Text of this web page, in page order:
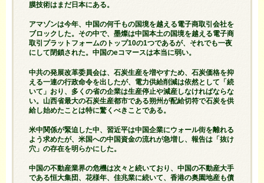
膜技術はまだ日本にある。
アマゾンは今年、中国の何千もの国境を越える電子商取引会社を
ブロックした。その中で、墨燦は中国本土の国境を越える電子商
取引プラットフォームのトップ10の1つであるが、それでも一夜
にして閉鎖された。中国のeコマースは本当に弱い。
中共の発展改革委員会は、石炭生産を増やすため、石炭価格を抑
える一連の行政命令を出したが、電力供給削減は依然として「続
いて」おり、多くの省の企業は生産停止や減産しなければならな
い。山西省最大の石炭生産都市である朔州が配給切符で石炭を供
給し始めたことは特に驚くべきことである。
米中関係が緊迫した中、習近平は中国企業にウォール街を離れる
よう求めたが、米国への中国資金の流れが急増し、報告は「抜け
穴」の存在を明らかにした。
中国の不動産業界の危機は次々と続いており、中国の不動産大手
である恒大集団、花様年、佳兆業に続いて、香港の奥園地産も債